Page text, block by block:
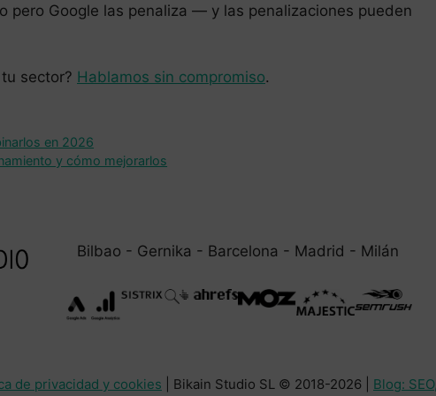
pero Google las penaliza — y las penalizaciones pueden
sector? Hablamos sin compromiso.
en 2026
y cómo mejorarlos
Bilbao - Gernika - Barcelona - Madrid - Milán
de privacidad y cookies | Bikain Studio SL © 2018-2026 | Blog: